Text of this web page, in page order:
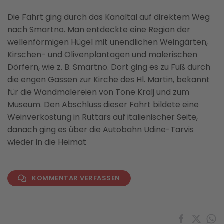
Die Fahrt ging durch das Kanaltal auf direktem Weg
nach Smartno. Man entdeckte eine Region der
wellenförmigen Hügel mit unendlichen Weingärten,
Kirschen- und Olivenplantagen und malerischen
Dörfern, wie z. B. Smartno. Dort ging es zu Fuß durch
die engen Gassen zur Kirche des Hl. Martin, bekannt
für die Wandmalereien von Tone Kralj und zum
Museum. Den Abschluss dieser Fahrt bildete eine
Weinverkostung in Ruttars auf italienischer Seite,
danach ging es über die Autobahn Udine-Tarvis
wieder in die Heimat
KOMMENTAR VERFASSEN